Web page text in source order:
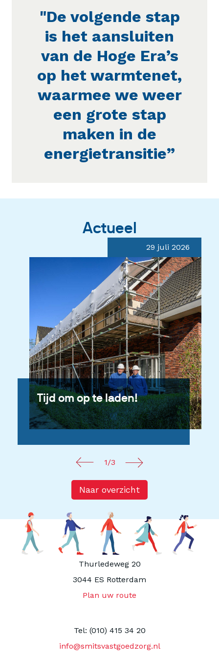
"De volgende stap
is het aansluiten
van de Hoge Era’s
op het warmtenet,
waarmee we weer
een grote stap
maken in de
energietransitie”
Actueel
29 juli 2026
Tijd om op te laden!
1/3
Naar overzicht
Thurledeweg 20
3044 ES Rotterdam
Plan uw route
Tel: (010) 415 34 20
info@smitsvastgoedzorg.nl